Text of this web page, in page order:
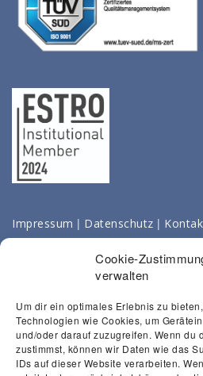
Cookie-
verwalten
Um dir ein optimales Erlebnis zu
Technologien wie Cookies, um
und/oder darauf zuzugreifen. Wenn du
zustimmst, können wir Daten wie das
IDs auf dieser Website verarbeiten.
Impressum | Datenschutz |